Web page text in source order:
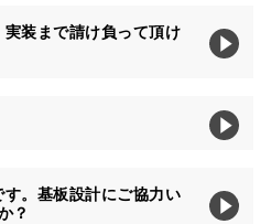
装まで請け負って頂け
。基板設計にご協力い
？